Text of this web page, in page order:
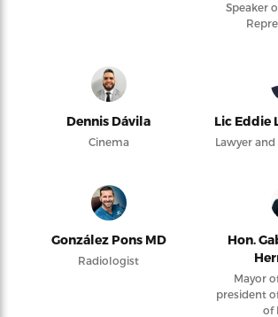
Speaker
Dennis Dávila
Cinema
Lic Eddie
Lawyer
González Pons MD
Radiologist
Hon.
Mayor
president
of